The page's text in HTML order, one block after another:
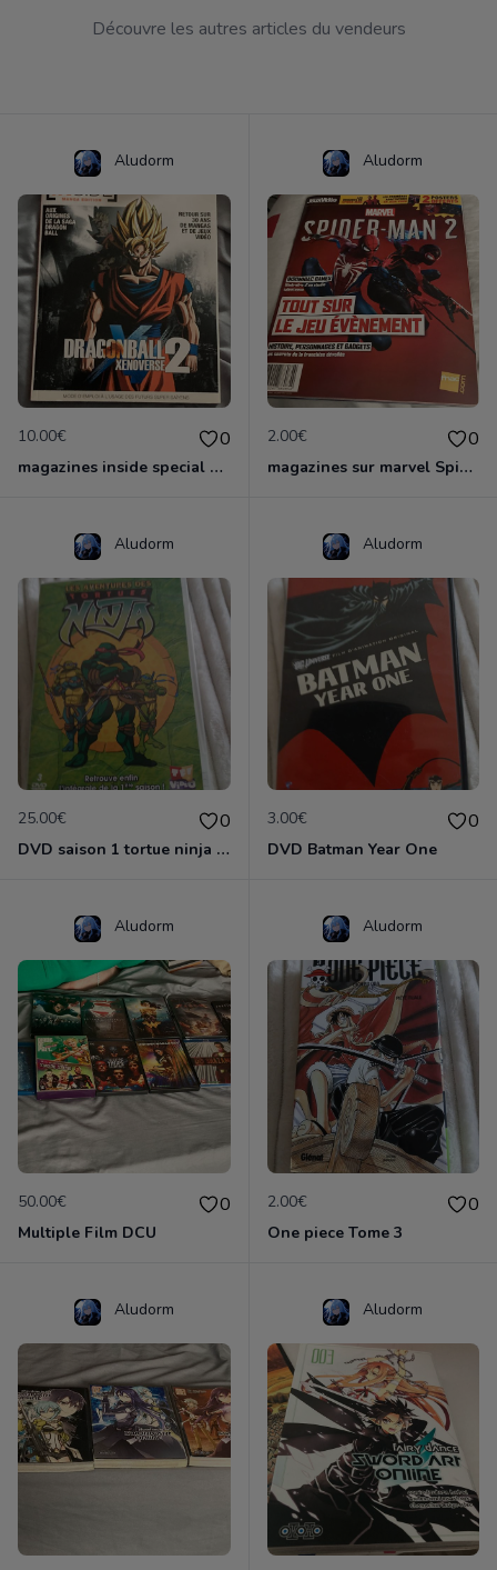
Découvre les autres articles du vendeurs
Aludorm
10.00€ 0
magazines inside special xenoverse 2
Aludorm
2.00€ 0
magazines sur marvel Spider man 2
Aludorm
25.00€ 0
DVD saison 1 tortue ninja (2003)
Aludorm
3.00€ 0
DVD Batman Year One
Aludorm
50.00€ 0
Multiple Film DCU
Aludorm
2.00€ 0
One piece Tome 3
Aludorm Aludorm